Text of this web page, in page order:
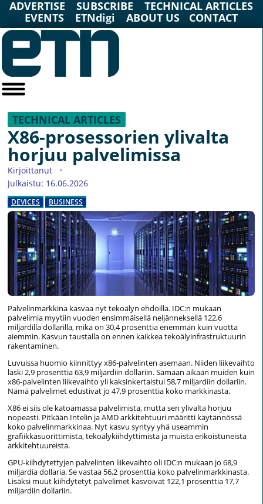
ADVERTISE SUBSCRIBE
TECHNICAL ARTICLES
EVENTS
ETNdigi ABOUT US CONTACT
TECHNICAL ARTICLES
X86-prosessorien ylivalta
horjuu palvelimissa
Kirjoittanut
Julkaistu: 16.06.2026
DEVICES BUSINESS
Palvelinmarkkina kasvaa nyt tekoälyn ehdoilla. IDC:n mukaan
palvelimia myytiin vuoden ensimmäisellä neljänneksellä 122,6
miljardilla dollarilla, mikä on 30,4 prosenttia enemmän kuin vuotta
aiemmin. Kasvun taustalla on ennen kaikkea tekoälyinfrastruktuurin
rakentaminen.
Luvuissa huomio kiinnittyy x86-palvelinten asemaan. Niiden liikevaihto
laski 2,9 prosenttia 63,9 miljardiin dollariin. Samaan aikaan muiden kuin
x86-palvelinten liikevaihto yli kaksinkertaistui 58,7 miljardiin dollariin.
Nämä palvelimet edustivat jo 47,9 prosenttia koko markkinasta.
X86 ei siis ole katoamassa palvelimista, mutta sen ylivalta horjuu
nopeasti. Pitkään Intelin ja AMD arkkitehtuuri määritti käytännössä
koko palvelinmarkkinaa. Nyt kasvu syntyy yhä useammin
grafiikkasuorittimista, tekoälykiihdyttimistä ja muista erikoistuneista
arkkitehtuureista.
GPU-kiihdytettyjen palvelinten liikevaihto oli IDC:n mukaan jo 68,9
miljardia dollaria. Se vastaa 56,2 prosenttia koko palvelinmarkkinasta.
Lisäksi muut kiihdytetyt palvelimet kasvoivat 122,1 prosenttia 17,7
miljardiin dollariin.